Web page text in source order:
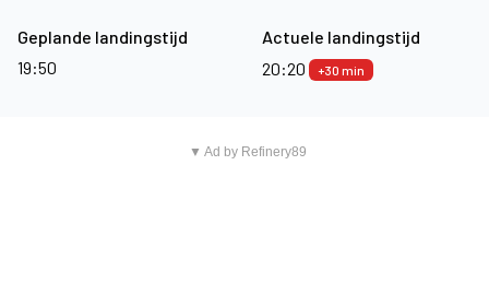
Geplande landingstijd
19:50
Actuele landingstijd
20:20
+30 min
▼ Ad by Refinery89